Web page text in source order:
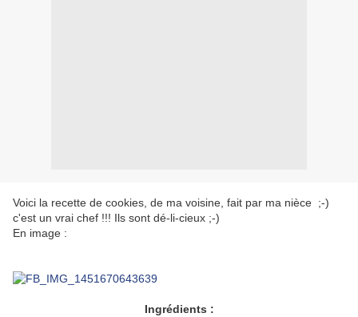
Voici la recette de cookies, de ma voisine, fait par ma nièce ;-)
c'est un vrai chef !!! Ils sont dé-li-cieux ;-)
En image :
Ingrédients :